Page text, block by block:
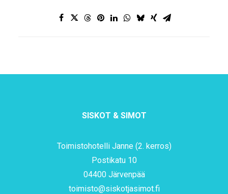
SISKOT & SIMOT
Toimistohotelli Janne (2. kerros)
Postikatu 10
04400 Järvenpää
toimisto@siskotjasimot.fi